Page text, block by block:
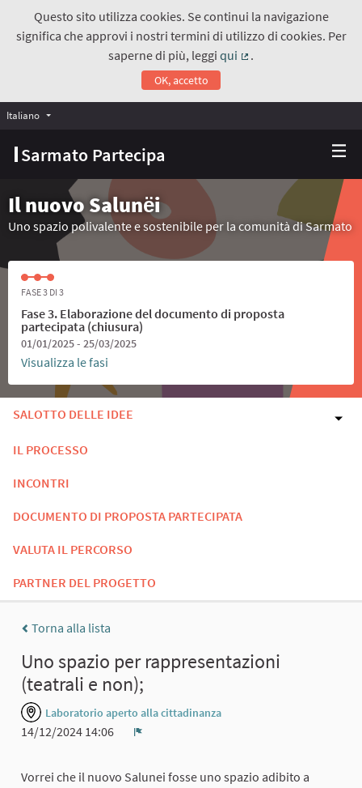
Questo sito utilizza cookies. Se continui la navigazione
significa che approvi i nostri termini di utilizzo di cookies. Per
saperne di più, leggiqui
.
OK, accetto
Sarmato Partecipa
Italiano Choose language
Il nuovo Salunёi
Uno spazio polivalente e sostenibile per la comunità di Sarmato
FASE 3 DI 3
Fase 3. Elaborazione del documento di proposta
partecipata (chiusura)
01/01/2025 - 25/03/2025
Visualizza le fasi
SALOTTO DELLE IDEE
IL PROCESSO
INCONTRI
DOCUMENTO DI PROPOSTA PARTECIPATA
VALUTA IL PERCORSO
PARTNER DEL PROGETTO
Torna alla lista
Uno spazio per rappresentazioni
(teatrali e non);
Laboratorio aperto alla cittadinanza
14/12/2024 14:06
Vorrei che il nuovo Salunei fosse uno spazio adibito a